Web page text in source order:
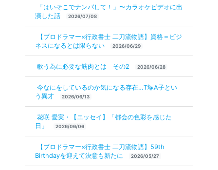
「はいそこでナンパして！」〜カラオケビデオに出
演した話
2026/07/08
【プロドラマー×行政書士 二刀流物語】資格＝ビジ
ネスになるとは限らない
2026/06/29
歌う為に必要な筋肉とは その2 2026/06/28
今なにをしているのか気になる存在…T塚A子とい
う異才
2026/06/13
花咲 愛実・【エッセイ】「都会の色彩を感じた
日」
2026/06/06
【プロドラマー×行政書士 二刀流物語】59th
Birthdayを迎えて決意も新たに
2026/05/27